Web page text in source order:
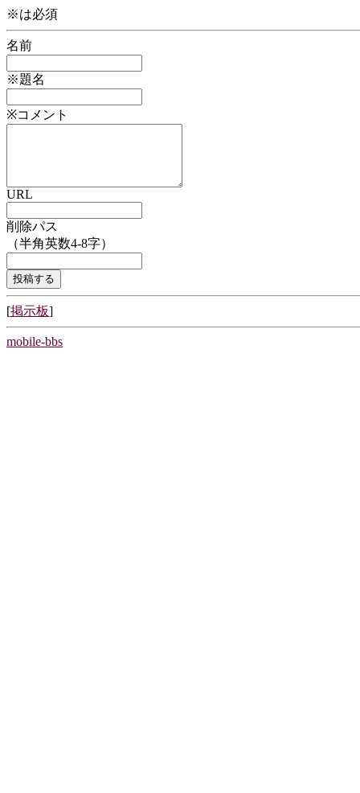
※は必須
名前
※題名
※コメント
URL
削除パス
（半角英数4-8字）
[掲示板]
mobile-bbs